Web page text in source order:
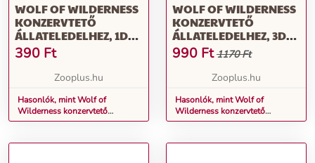
WOLF OF WILDERNESS
KONZERVTETŐ
ÁLLATELEDELHEZ, 1DB,
Ø 7,5 CM (400 G) + Ø 10
CM (800 G)
390 Ft
Zooplus.hu
Hasonlók, mint Wolf of
Wilderness konzervtető
állateledelhez, 1db, Ø 7,5 cm
WOLF OF WILDERNESS
KONZERVTETŐ
ÁLLATELEDELHEZ, 3DB,
Ø 7,5 CM (400 G) + Ø 10
CM (800 G)
990 Ft 1170 Ft
Zooplus.hu
Hasonlók, mint Wolf of
Wilderness konzervtető
állateledelhez, 3db, Ø 7,5 cm